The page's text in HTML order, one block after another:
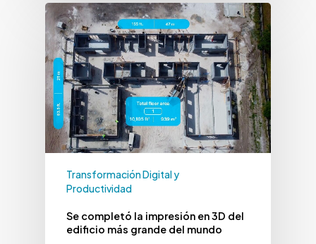
Transformación Digital y
Productividad
Se completó la impresión en 3D del
edificio más grande del mundo